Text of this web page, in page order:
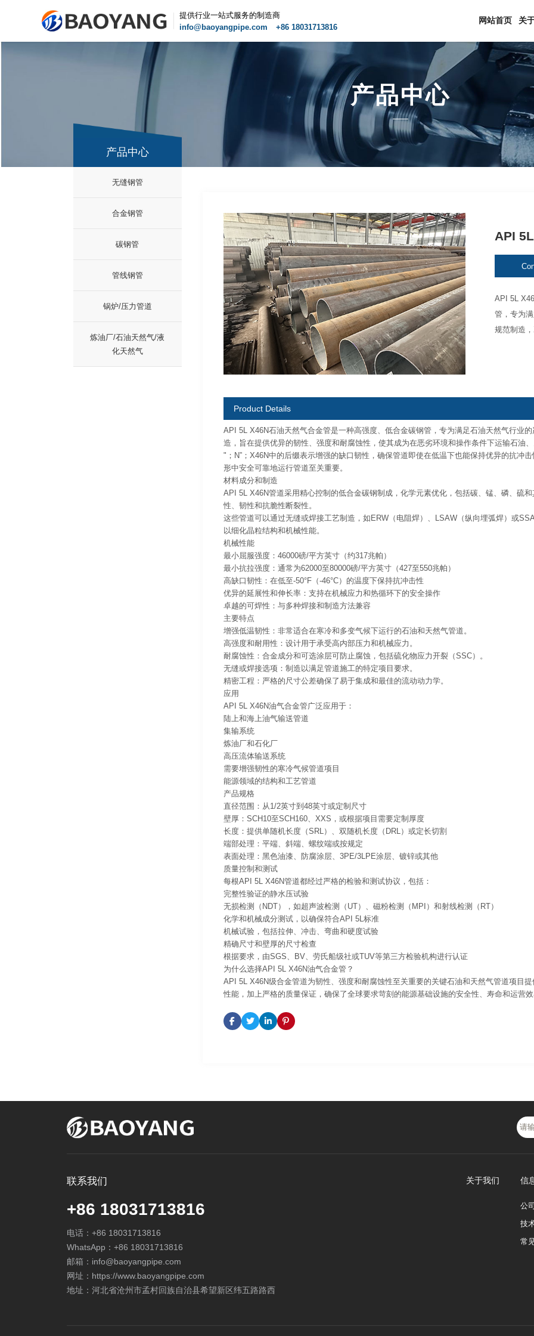
提供行业一站式服务的制造商
info@baoyangpipe.com
+86 18031713816
网站首页 关
产品中心
产品中心
无缝钢管
合金钢管
碳钢管
管线钢管
锅炉/压力管道
炼油厂/石油天然气/液
化天然气
API
API 5L
管，专为
规范制造
Product Details
API 5L X46N石油天然气合金管是一种高强度、低合金碳钢管，专为满足石油天然气行业
造，旨在提供优异的韧性、强度和耐腐蚀性，使其成为在恶劣环境和操作条件下运输石油
"；N”；X46N中的后缀表示增强的缺口韧性，确保管道即使在低温下也能保持优异的抗冲
形中安全可靠地运行管道至关重要。
材料成分和制造
API 5L X46N管道采用精心控制的低合金碳钢制成，化学元素优化，包括碳、锰、磷、硫
性、韧性和抗脆性断裂性。
这些管道可以通过无缝或焊接工艺制造，如ERW（电阻焊）、LSAW（纵向埋弧焊）或
以细化晶粒结构和机械性能。
机械性能
最小屈服强度：46000磅/平方英寸（约317兆帕）
最小抗拉强度：通常为62000至80000磅/平方英寸（427至550兆帕）
高缺口韧性：在低至-50°F（-46°C）的温度下保持抗冲击性
优异的延展性和伸长率：支持在机械应力和热循环下的安全操作
卓越的可焊性：与多种焊接和制造方法兼容
主要特点
增强低温韧性：非常适合在寒冷和多变气候下运行的石油和天然气管道。
高强度和耐用性：设计用于承受高内部压力和机械应力。
耐腐蚀性：合金成分和可选涂层可防止腐蚀，包括硫化物应力开裂（SSC）。
无缝或焊接选项：制造以满足管道施工的特定项目要求。
精密工程：严格的尺寸公差确保了易于集成和最佳的流动动力学。
应用
API 5L X46N油气合金管广泛应用于：
陆上和海上油气输送管道
集输系统
炼油厂和石化厂
高压流体输送系统
需要增强韧性的寒冷气候管道项目
能源领域的结构和工艺管道
产品规格
直径范围：从1/2英寸到48英寸或定制尺寸
壁厚：SCH10至SCH160、XXS，或根据项目需要定制厚度
长度：提供单随机长度（SRL）、双随机长度（DRL）或定长切割
端部处理：平端、斜端、螺纹端或按规定
表面处理：黑色油漆、防腐涂层、3PE/3LPE涂层、镀锌或其他
质量控制和测试
每根API 5L X46N管道都经过严格的检验和测试协议，包括：
完整性验证的静水压试验
无损检测（NDT），如超声波检测（UT）、磁粉检测（MPI）和射线检测（RT）
化学和机械成分测试，以确保符合API 5L标准
机械试验，包括拉伸、冲击、弯曲和硬度试验
精确尺寸和壁厚的尺寸检查
根据要求，由SGS、BV、劳氏船级社或TUV等第三方检验机构进行认证
为什么选择API 5L X46N油气合金管？
API 5L X46N级合金管道为韧性、强度和耐腐蚀性至关重要的关键石油和天然气管道项目
性能，加上严格的质量保证，确保了全球要求苛刻的能源基础设施的安全性、寿命和运营
联系我们
+86 18031713816
电话： +86 18031713816
WhatsApp： +86 18031713816
邮箱： info@baoyangpipe.com
网址：https://www.baoyangpipe.com
地址：河北省沧州市孟村回族自治县希望新区纬五路路西
关于我们 信
公
技
常